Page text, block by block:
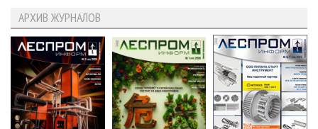
АРХИВ ЖУРНАЛОВ